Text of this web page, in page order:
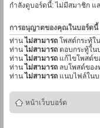
กำลังดูบอร์ดนี้: ไม่มีสมาชิก แ
การอนุญาตของคุณในบอร์ดนี้
ท่าน ไม่สามารถ โพสต์กระทู้ใ
ท่าน ไม่สามารถ ตอบกระทู้ใน
ท่าน ไม่สามารถ แก้ไขโพสต์ข
ท่าน ไม่สามารถ ลบโพสต์ขอ
ท่าน ไม่สามารถ แนบไฟล์ใน
หน้าเว็บบอร์ด